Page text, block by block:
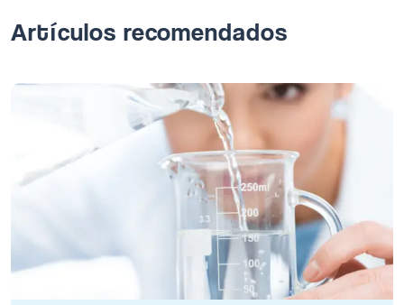
Artículos recomendados